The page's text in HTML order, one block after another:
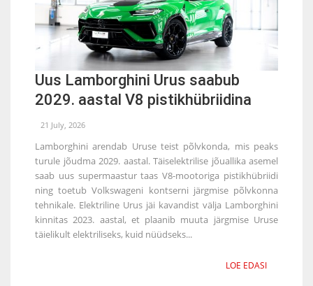
Uus Lamborghini Urus saabub
2029. aastal V8 pistikhübriidina
21 July, 2026
Lamborghini arendab Uruse teist põlvkonda, mis peaks
turule jõudma 2029. aastal. Täiselektrilise jõuallika asemel
saab uus supermaastur taas V8-mootoriga pistikhübriidi
ning toetub Volkswageni kontserni järgmise põlvkonna
tehnikale. Elektriline Urus jäi kavandist välja Lamborghini
kinnitas 2023. aastal, et plaanib muuta järgmise Uruse
täielikult elektriliseks, kuid nüüdseks...
LOE EDASI